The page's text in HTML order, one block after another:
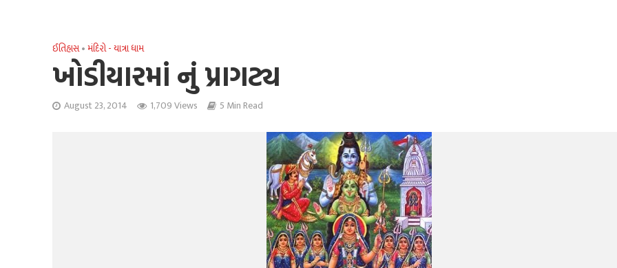
ઈતિહાસ•મંદિરો - યાત્રા ધામ
ખોડીયારમાં નું પ્રાગટ્ય
August 23, 2014 1,709 Views 5 Min Read